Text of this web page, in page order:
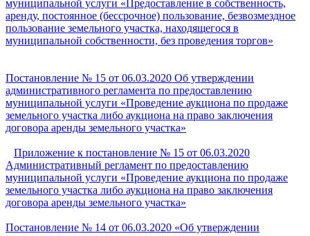
муниципальной услуги «Предоставление в собственность,
аренду, постоянное (бессрочное) пользование, безвозмездное
пользование земельного участка, находящегося в
муниципальной собственности, без проведения торгов»
Постановление № 15 от 06.03.2020 Об утверждении
административного регламента по предоставлению
муниципальной услуги «Проведение аукциона по продаже
земельного участка либо аукциона на право заключения
договора аренды земельного участка»
Приложение к постановление № 15 от 06.03.2020
Административный регламент по предоставлению
муниципальной услуги «Проведение аукциона по продаже
земельного участка либо аукциона на право заключения
договора аренды земельного участка»
Постановление № 14 от 06.03.2020 «Об утверждении